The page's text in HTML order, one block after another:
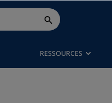
RESSOURCES